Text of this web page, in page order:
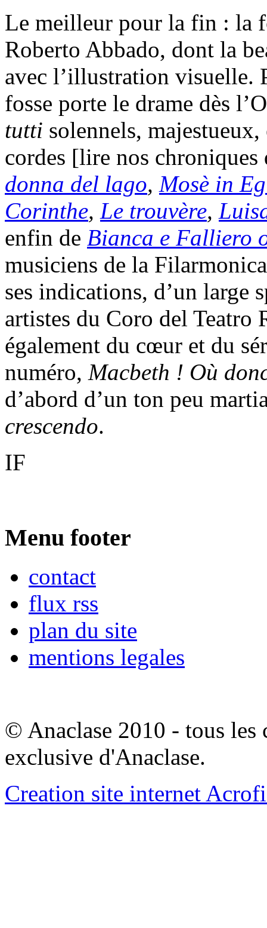
Le meilleur pour la fin : la
Roberto Abbado, dont la
avec l’illustration visuelle.
fosse porte le drame dès
tutti solennels,
cordes [lire nos
donna del lago, Mosè in
Corinthe, Le trouvère,
enfin de Bianca e Falliero
musiciens de la
ses indications, d’un large
artistes du Coro del Teatro
également du cœur et du
numéro, Macbeth ! Où
d’abord d’un ton peu
crescendo.
IF
Menu footer
contact
flux rss
plan du site
mentions legales
© Anaclase 2010 - tous les
exclusive d'Anaclase.
Creation site internet